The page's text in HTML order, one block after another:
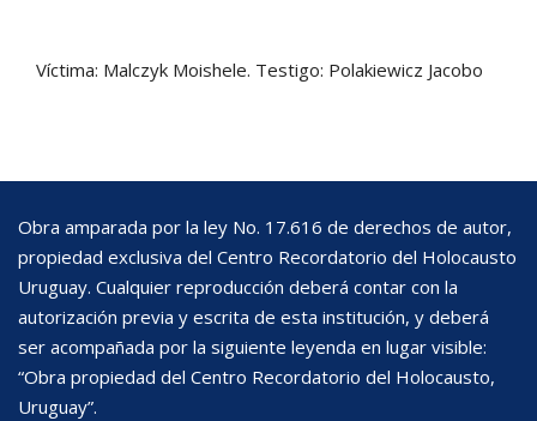
Víctima: Malczyk Moishele. Testigo: Polakiewicz Jacobo
Obra amparada por la ley No. 17.616 de derechos de autor,
propiedad exclusiva del Centro Recordatorio del Holocausto
Uruguay. Cualquier reproducción deberá contar con la
autorización previa y escrita de esta institución, y deberá
ser acompañada por la siguiente leyenda en lugar visible:
“Obra propiedad del Centro Recordatorio del Holocausto,
Uruguay”.